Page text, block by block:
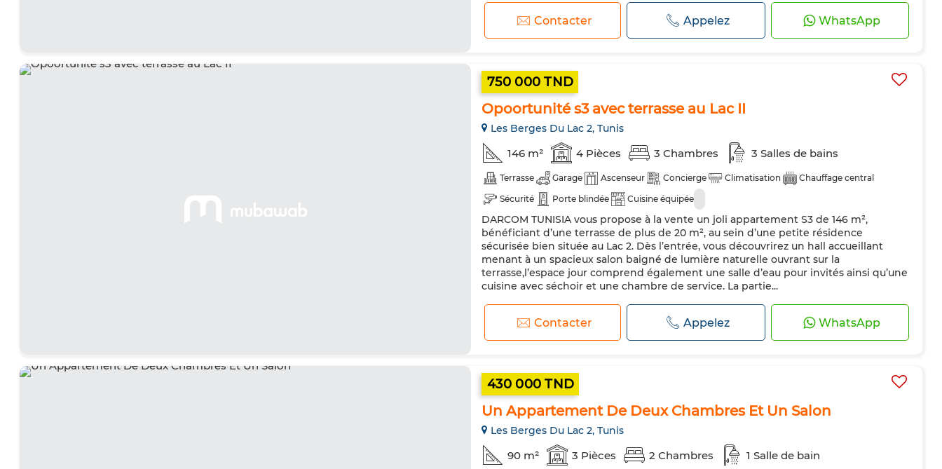
Contacter Appelez WhatsApp
750 000 TND
Opoortunité s3 avec terrasse au Lac II
Les Berges Du Lac 2, Tunis
146 m² 4 Pièces 3 Chambres 3 Salles de bains
Terrasse Garage Ascenseur Concierge Climatisation
Chauffage central
Sécurité
Porte blindée Cuisine équipée
DARCOM TUNISIA vous propose à la vente un joli appartement S3 de 146 m²,
bénéficiant d’une terrasse de plus de 20 m², au sein d’une petite résidence
sécurisée bien située au Lac 2. Dès l’entrée, vous découvrirez un hall accueillant
menant à un spacieux salon baigné de lumière naturelle ouvrant sur la
terrasse,l’espace jour comprend également une salle d’eau pour invités ainsi qu’une
cuisine avec séchoir et une chambre de service. La partie...
Contacter Appelez WhatsApp
430 000 TND
Un Appartement De Deux Chambres Et Un Salon
Les Berges Du Lac 2, Tunis
90 m² 3 Pièces 2 Chambres 1 Salle de bain